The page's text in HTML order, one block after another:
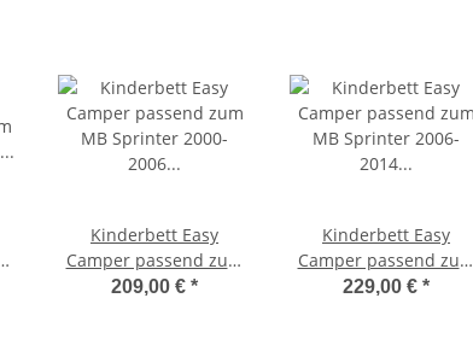
Kinderbett Easy
Camper passend zum
MB Sprinter 2000-2006
209,00 € *
Kinderbett Easy
Camper passend zum
MB Sprinter 2006-2014
229,00 € *